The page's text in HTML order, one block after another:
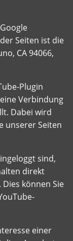
Seiten ist die
CA 94066,
Plugin
Verbindung
Dabei wird
unserer Seiten
sind,
direkt
können Sie
einer